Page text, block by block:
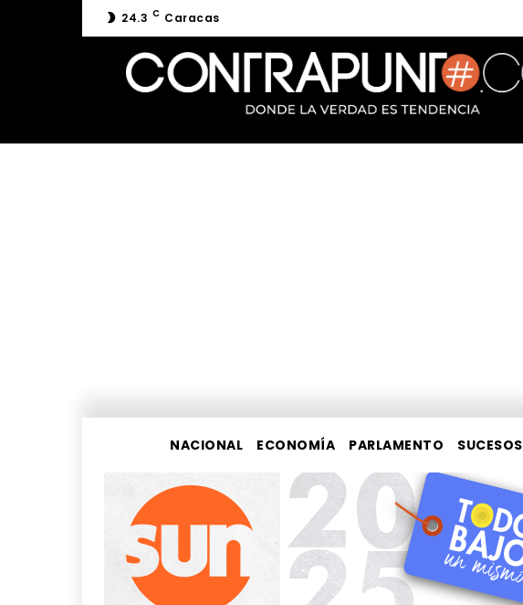
24.3 C Caracas
NACIONAL ECONOMÍA PARLAMENTO SUCESOS